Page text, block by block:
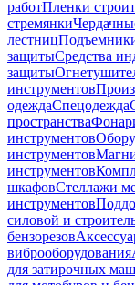
работПленки
стремянки
лестниц
защитыСредства
защиты
инструментов
одеждаСпецодежда
пространства
инструментов
инструментов
инструментов
шкафовСтеллажи
инструментов
силовой и
бензорезов
виброоборудования
для затирочных